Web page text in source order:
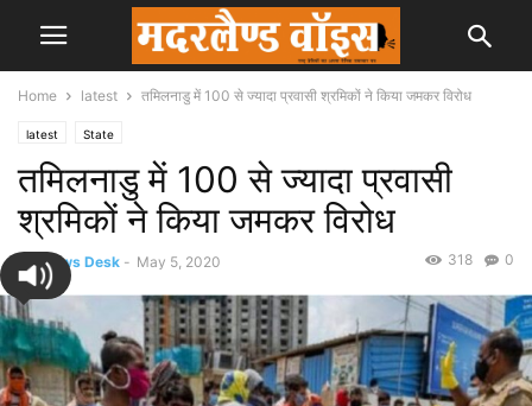
Home latest तमिलनाडु में 100 से ज्यादा प्रवासी श्रमिकों ने किया जमकर विरोध
latest State
तमिलनाडु में 100 से ज्यादा प्रवासी
श्रमिकों ने किया जमकर विरोध
By News Desk - May 5, 2020 0
318